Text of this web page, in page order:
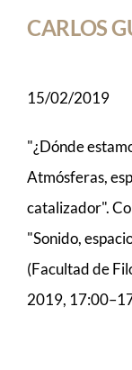
CARLOS
15/02/2019
"¿Dónde
Atmósferas,
catalizador".
"Sonido,
(Facultad de
2019,